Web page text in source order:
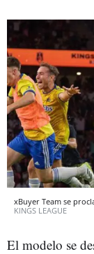
xBuyer Team se
KINGS LEAGUE
El modelo se